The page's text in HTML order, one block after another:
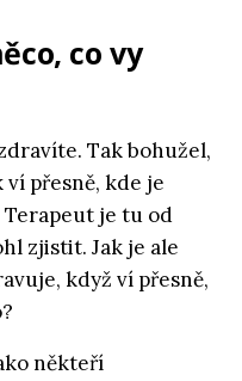
co vy
Tak bohužel,
přesně, kde je
Terapeut je tu od
zjistit. Jak je ale
když ví přesně,
někteří